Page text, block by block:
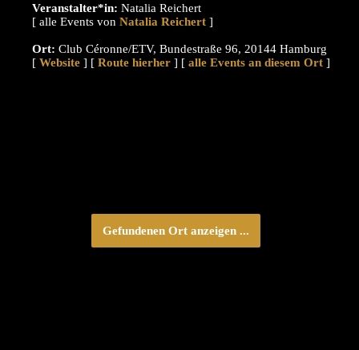
Veranstalter*in: Natalia Reichert
[ alle Events von
]
Ort: Club Céronne/ETV, Bundestraße 96, 20144 Hamburg
[ Website ] [ Route hierher ] [ alle Events an diesem Ort ]